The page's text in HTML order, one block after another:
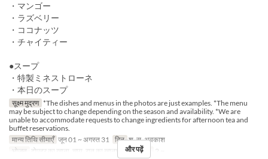
・マンゴー
・ラズベリー
・ココナッツ
・チャイティー
●スープ
・特製ミネストローネ
・本日のスープ
सूक्ष्म मुद्रण *The dishes and menus in the photos are just examples. *The menu
may be subject to change depending on the season and availability. *We are
unable to accommodate requests to change ingredients for afternoon tea and
buffet reservations.
मान्य तिथि सीमाएँ जून 01 ~ अगस्त 31 दिन श, स, अवकाश
भोजन
दोपहर का खाना, चाय, रात का खाना आदेश सीमा 2 ~
और पढ़ें